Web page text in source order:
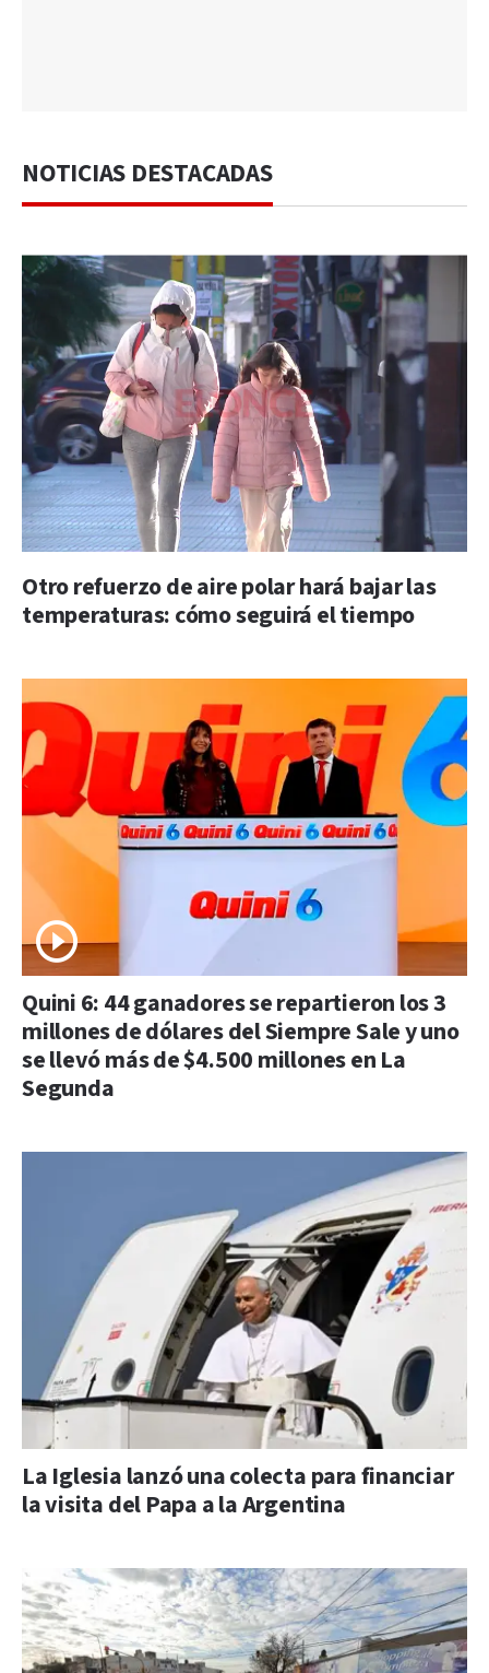
NOTICIAS DESTACADAS
Otro refuerzo de aire polar hará bajar las
temperaturas: cómo seguirá el tiempo
Quini 6: 44 ganadores se repartieron los 3
millones de dólares del Siempre Sale y uno
se llevó más de $4.500 millones en La
Segunda
La Iglesia lanzó una colecta para financiar
la visita del Papa a la Argentina